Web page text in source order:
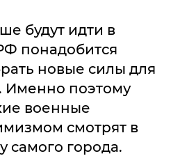
будут идти в
понадобится
новые силы для
Именно поэтому
военные
смотрят в
самого города.